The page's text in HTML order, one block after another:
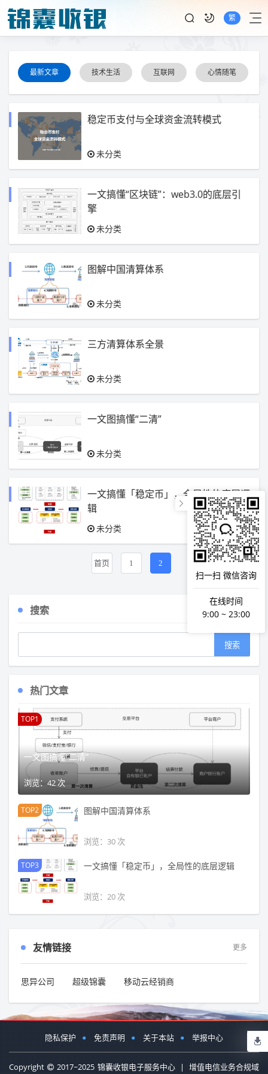
繁
最新文章 技术生活 互联网 心情随笔
稳定币支付与全球资金流转模式
未分类
一文搞懂“区块链”：web3.0的底层引
擎
未分类
图解中国清算体系
未分类
三方清算体系全景
未分类
一文图搞懂“二清”
未分类
一文搞懂「稳定币」，全局性的底层逻
辑
未分类
首页 1 2
搜索
热门文章
TOP1
一文图搞懂“二清”
浏览：42 次
TOP2 图解中国清算体系
浏览：30 次
TOP3 一文搞懂「稳定币」，全局性的底层逻辑
浏览：20 次
更多
友情链接
思异公司 超级锦囊 移动云经销商
扫一扫 微信咨询
在线时间
9:00 ~ 23:00
隐私保护 免责声明 关于本站 举报中心
Copyright 2017~2025 锦囊收银电子服务中心 | 增值电信业务合规域